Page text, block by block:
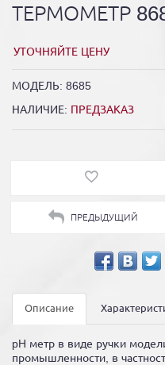
ТЕРМОМЕТР
УТОЧНЯЙТЕ ЦЕНУ
МОДЕЛЬ: 8685
НАЛИЧИЕ: ПРЕДЗАКАЗ
ПРЕДЫДУЩИЙ
Описание
pH метр в виде ручки
промышленности, в